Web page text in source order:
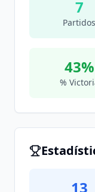
7
Partidos
43%
%
13